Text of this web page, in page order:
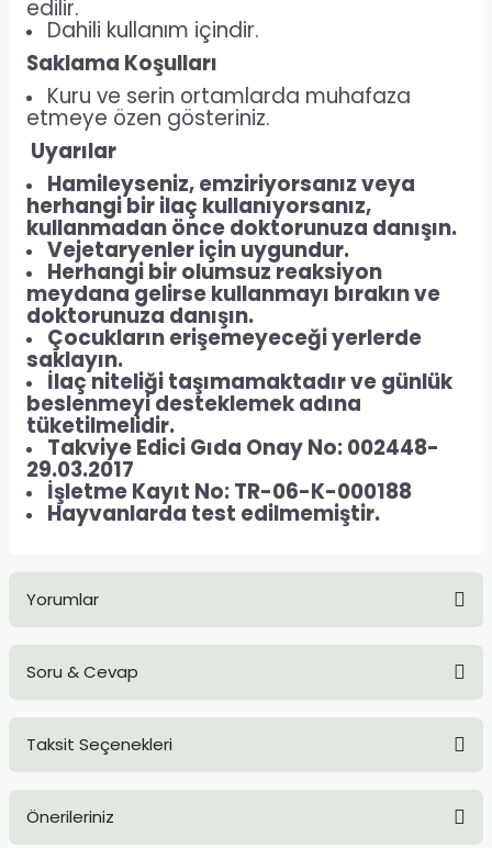
edilir.
Dahili kullanım içindir.
Saklama Koşulları
Kuru ve serin ortamlarda muhafaza
etmeye özen gösteriniz.
Uyarılar
Hamileyseniz, emziriyorsanız veya
herhangi bir ilaç kullanıyorsanız,
kullanmadan önce doktorunuza danışın.
Vejetaryenler için uygundur.
Herhangi bir olumsuz reaksiyon
meydana gelirse kullanmayı bırakın ve
doktorunuza danışın.
Çocukların erişemeyeceği yerlerde
saklayın.
İlaç niteliği taşımamaktadır ve günlük
beslenmeyi desteklemek adına
tüketilmelidir.
Takviye Edici Gıda Onay No: 002448-
29.03.2017
İşletme Kayıt No: TR-06-K-000188
Hayvanlarda test edilmemiştir.
Yorumlar
Soru & Cevap
Taksit Seçenekleri
Önerileriniz